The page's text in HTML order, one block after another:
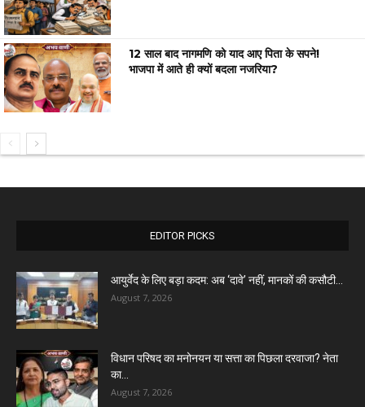
12 साल बाद नागमणि को याद आए पिता के सपने!
भाजपा में आते ही क्यों बदला नजरिया?
EDITOR PICKS
आयुर्वेद के लिए बड़ा कदम: अब ‘दावे’ नहीं, मानकों की कसौटी...
August 7, 2026
विधान परिषद का मनोनयन या सत्ता का पिछला दरवाजा? नेता
का...
August 7, 2026